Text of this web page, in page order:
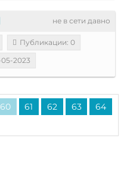
не в сети давно
Публикации: 0
2023
60 61 62 63 64